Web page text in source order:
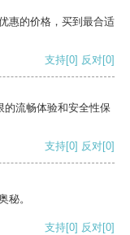
惠的价格，买到最合适
支持[0] 反对[0]
的流畅体验和安全性保
支持[0] 反对[0]
秘。
支持[0] 反对[0]